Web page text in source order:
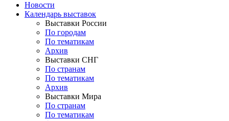
Новости
Календарь выставок
Выставки России
По городам
По тематикам
Архив
Выставки СНГ
По странам
По тематикам
Архив
Выставки Мира
По странам
По тематикам